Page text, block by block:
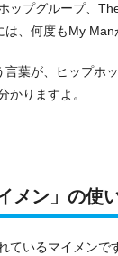
ップグループ、
、何度もMy Man
言葉が、ヒップホ
かりますよ。
メン」の使
ているマイメンで